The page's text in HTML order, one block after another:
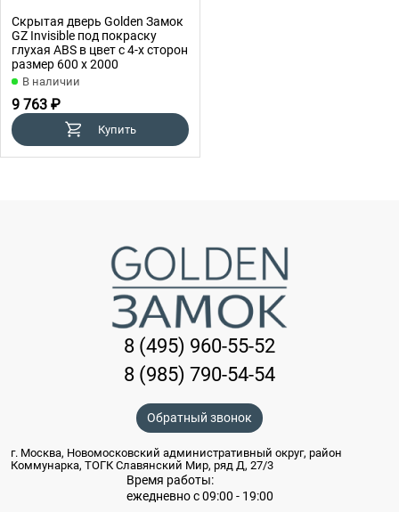
Скрытая дверь Golden Замок
GZ Invisible под покраску
глухая ABS в цвет с 4-х сторон
размер 600 x 2000
В наличии
9 763 ₽
Купить
8 (495) 960-55-52
8 (985) 790-54-54
Обратный звонок
г. Москва, Новомосковский административный округ, район
Коммунарка, ТОГК Славянский Мир, ряд Д, 27/3
Время работы:
ежедневно с 09:00 - 19:00